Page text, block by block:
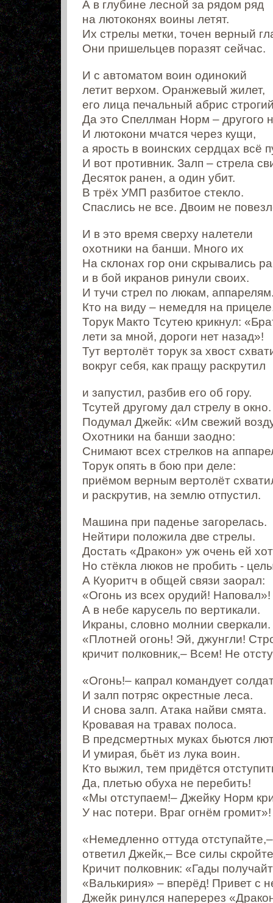
А в глубине лесной за рядом ряд
на лютоконях воины летят.
Их стрелы метки, точен верный
Они пришельцев поразят сейчас.
И с автоматом воин одинокий
летит верхом. Оранжевый жилет,
его лица печальный абрис
Да это Спеллман Норм – другого
И лютокони мчатся через кущи,
а ярость в воинских сердцах всё
И вот противник. Залп – стрела
Десяток ранен, а один убит.
В трёх УМП разбитое стекло.
Спаслись не все. Двоим не
И в это время сверху налетели
охотники на банши. Много их
На склонах гор они скрывались
и в бой икранов ринули своих.
И тучи стрел по люкам,
Кто на виду – немедля на
Торук Макто Тсутею крикнул:
лети за мной, дороги нет назад»!
Тут вертолёт торук за хвост
вокруг себя, как пращу раскрутил
и запустил, разбив его об гору.
Тсутей другому дал стрелу в окно.
Подумал Джейк: «Им свежий
Охотники на банши заодно:
Снимают всех стрелков на
Торук опять в бою при деле:
приёмом верным вертолёт
и раскрутив, на землю отпустил.
Машина при паденье загорелась.
Нейтири положила две стрелы.
Достать «Дракон» уж очень ей
Но стёкла люков не пробить -
А Куоритч в общей связи заорал:
«Огонь из всех орудий! Наповал»!
А в небе карусель по вертикали.
Икраны, словно молнии сверкали.
«Плотней огонь! Эй, джунгли!
кричит полковник,– Всем! Не
«Огонь!– капрал командует
И залп потряс окрестные леса.
И снова залп. Атака найви смята.
Кровавая на травах полоса.
В предсмертных муках бьются
И умирая, бьёт из лука воин.
Кто выжил, тем придётся
Да, плетью обуха не перебить!
«Мы отступаем!– Джейку Норм
У нас потери. Враг огнём громит»!
«Немедленно оттуда отступайте,–
ответил Джейк,– Все силы
Кричит полковник: «Гады
«Валькирия» – вперёд! Привет с
Джейк ринулся наперерез